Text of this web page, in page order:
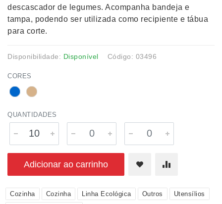
descascador de legumes. Acompanha bandeja e
tampa, podendo ser utilizada como recipiente e tábua
para corte.
Disponibilidade: Disponível Código: 03496
CORES
QUANTIDADES
Adicionar ao carrinho
Cozinha Cozinha Linha Ecológica Outros
Utensílios